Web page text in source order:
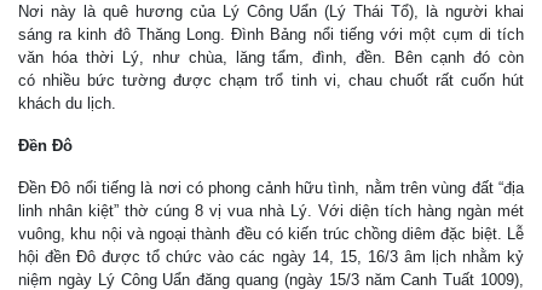
Nơi này là quê hương của Lý Công Uẩn (Lý Thái Tổ), là người khai
sáng ra kinh đô Thăng Long. Đình Bảng nổi tiếng với một cụm di tích
văn hóa thời Lý, như chùa, lăng tẩm, đình, đền. Bên cạnh đó còn
có nhiều bức tường được chạm trổ tinh vi, chau chuốt rất cuốn hút
khách du lịch.
Đền Đô
Đền Đô nổi tiếng là nơi có phong cảnh hữu tình, nằm trên vùng đất “địa
linh nhân kiệt” thờ cúng 8 vị vua nhà Lý. Với diện tích hàng ngàn mét
vuông, khu nội và ngoại thành đều có kiến trúc chồng diêm đặc biệt. Lễ
hội đền Đô được tổ chức vào các ngày 14, 15, 16/3 âm lịch nhằm kỷ
niệm ngày Lý Công Uẩn đăng quang (ngày 15/3 năm Canh Tuất 1009),